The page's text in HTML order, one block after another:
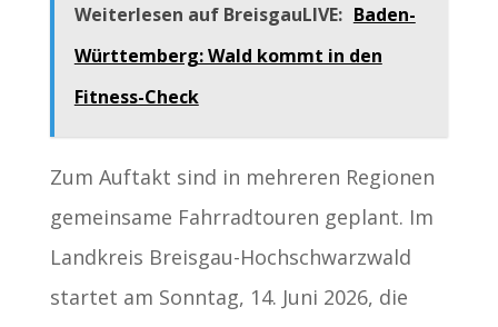
Weiterlesen auf BreisgauLIVE: Baden-
Württemberg: Wald kommt in den
Fitness-Check
Zum Auftakt sind in mehreren Regionen
gemeinsame Fahrradtouren geplant. Im
Landkreis Breisgau-Hochschwarzwald
startet am Sonntag, 14. Juni 2026, die